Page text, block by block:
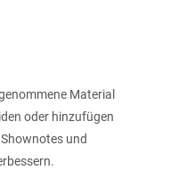
Material
oder hinzufügen
und